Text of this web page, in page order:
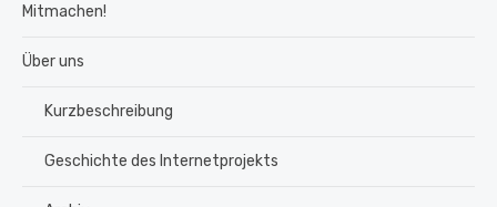
Mitmachen!
Über uns
Kurzbeschreibung
Geschichte des Internetprojekts